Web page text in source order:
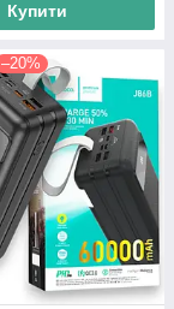
Купити
–20%